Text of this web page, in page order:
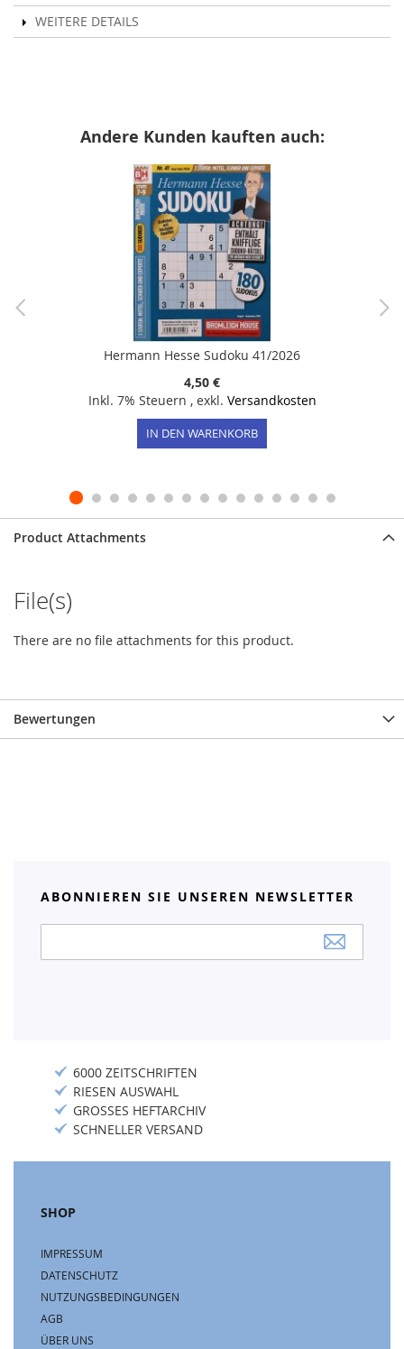
WEITERE DETAILS
Andere Kunden kauften auch:
Hermann Hesse Sudoku 41/2026
4,50 €
Inkl. 7% Steuern , exkl. Versandkosten
IN DEN WARENKORB
Product Attachments
File(s)
There are no file attachments for this product.
Bewertungen
ABONNIEREN SIE UNSEREN NEWSLETTER
Newsletter:
6000 ZEITSCHRIFTEN
RIESEN AUSWAHL
GROSSES HEFTARCHIV
SCHNELLER VERSAND
SHOP
IMPRESSUM
DATENSCHUTZ
NUTZUNGSBEDINGUNGEN
AGB
ÜBER UNS